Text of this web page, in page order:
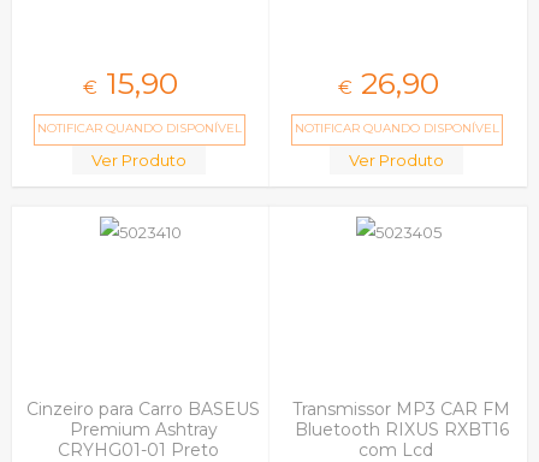
€ 15,90
NOTIFICAR QUANDO DISPONÍVEL
Ver Produto
€ 26,90
NOTIFICAR QUANDO DISPONÍVEL
Ver Produto
Cinzeiro para Carro BASEUS
Premium Ashtray
CRYHG01-01 Preto
Transmissor MP3 CAR FM
Bluetooth RIXUS RXBT16
com Lcd